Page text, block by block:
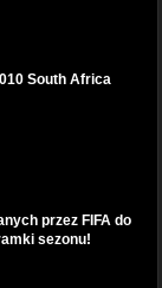
South Africa
przez FIFA do
sezonu!